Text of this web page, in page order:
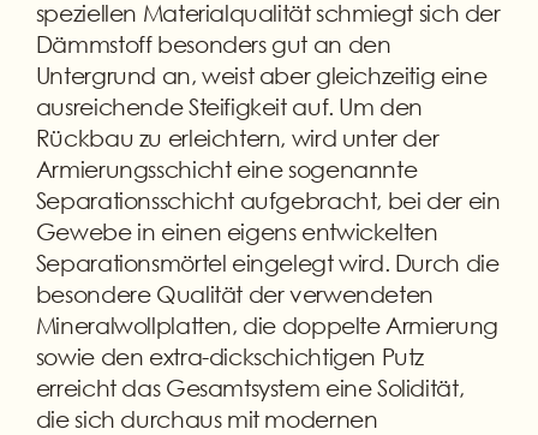
speziellen Materialqualität schmiegt sich der
Dämmstoff besonders gut an den
Untergrund an, weist aber gleichzeitig eine
ausreichende Steifigkeit auf. Um den
Rückbau zu erleichtern, wird unter der
Armierungsschicht eine sogenannte
Separationsschicht aufgebracht, bei der ein
Gewebe in einen eigens entwickelten
Separationsmörtel eingelegt wird. Durch die
besondere Qualität der verwendeten
Mineralwollplatten, die doppelte Armierung
sowie den extra-dickschichtigen Putz
erreicht das Gesamtsystem eine Solidität,
die sich durchaus mit modernen